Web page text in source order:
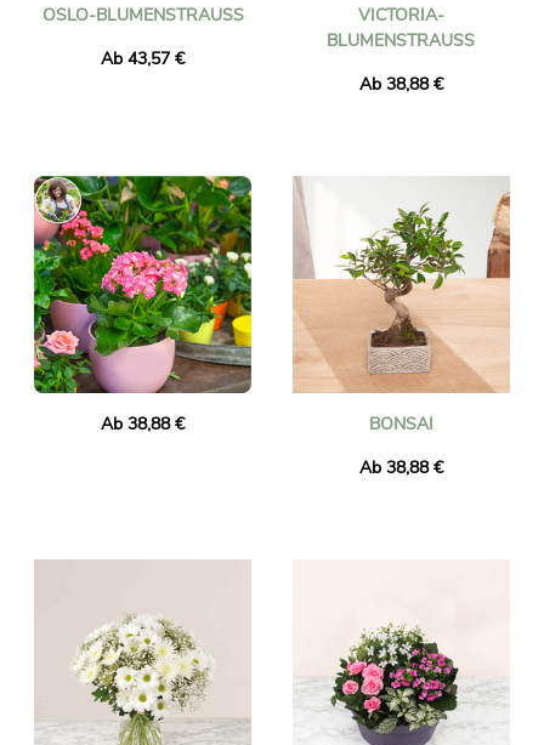
OSLO-BLUMENSTRAUSS
Ab 43,57 €
VICTORIA-
BLUMENSTRAUSS
Ab 38,88 €
Ab 38,88 €
BONSAI
Ab 38,88 €